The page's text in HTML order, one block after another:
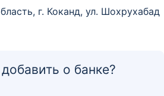
г. Коканд, ул. Шохрухабад
о банке?